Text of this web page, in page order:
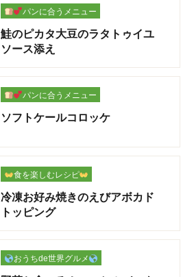
パンに合うメニュー
鮭のピカタ大豆のラタトゥイユ
ソース添え
パンに合うメニュー
ソフトケールコロッケ
食を楽しむレシピ
冷凍お好み焼きのえびアボカド
トッピング
おうちde世界グルメ